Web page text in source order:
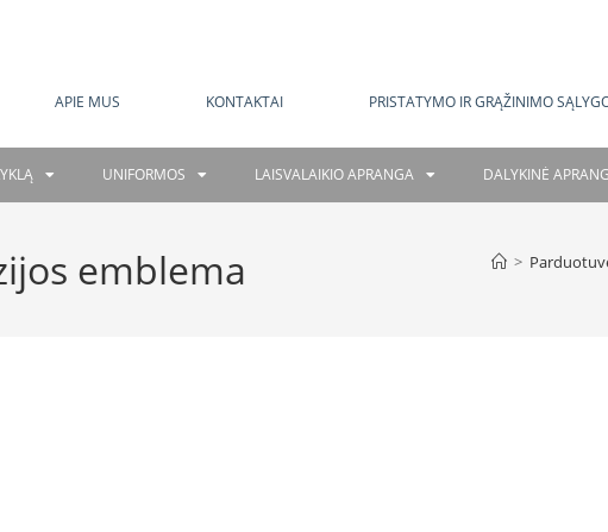
APIE MUS KONTAKTAI PRISTATYMO IR GRĄŽINIMO
UNIFORMOS LAISVALAIKIO APRANGA DALYKINĖ
emblema >